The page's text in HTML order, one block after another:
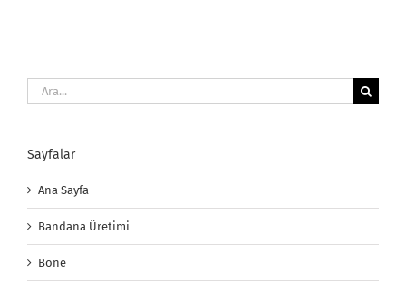
Ara:
Sayfalar
Ana Sayfa
Bandana Üretimi
Bone